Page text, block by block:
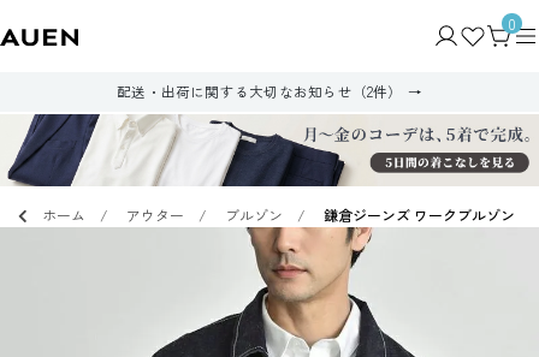
0
配送・出荷に関する大切なお知らせ（2件）
ホーム アウター ブルゾン 鎌倉ジーンズ ワークブルゾン